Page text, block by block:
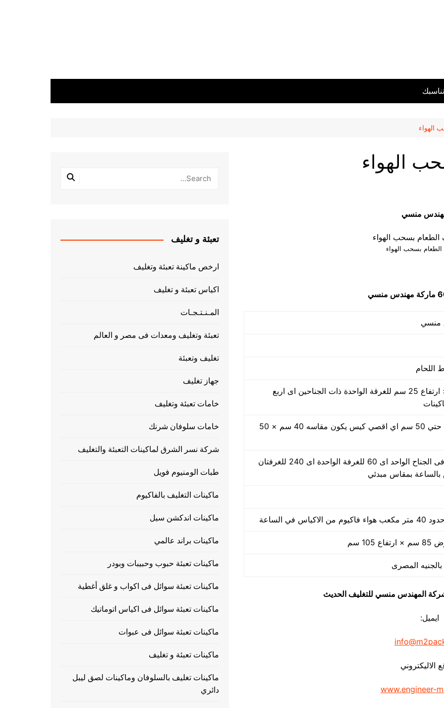
الهواء
الهواء
الطعام بسحب الهواء
منسي
50 سم × 40 سم × ارتفاع 25 سم للغرقة الواحدة ذات الجناحين اى اربع
مقاس من واحد سم حتي 50 سم اي اقصي كيس يكون مقاسه 40 سم × 50
30 ضغطة بالدقيقة فى الجناح الواحد اى 60 للغرفة الواحدة اى 240 للغرفتان
في الساعة
شركة المهندس منسي للتغليف الحديث
ايميل:
الاليكتروني
www.engineer-
تعبئة و تغليف
ارخص ماكينة تعبئة وتغليف
اكياس تعبئة و تغليف
المـنـتـجـات
تعبئة وتغليف ومعدات فى مصر و العالم
تغليف وتعبئة
جهاز تغليف
خامات تعبئة وتغليف
خامات سلوفان شرنك
شركة نسر الشرق لماكينات التعبئة والتغليف
طبات الومنيوم فويل
ماكينات التغليف بالفاكيوم
ماكينات اندكشن سيل
ماكينات براند عالمي
ماكينات تعبئة حبوب وحبيبات وبودر
ماكينات تعبئة سوائل فى اكواب و غلق أغطية
ماكينات تعبئة سوائل فى اكياس اتوماتيك
ماكينات تعبئة سوائل فى عبوات
ماكينات تعبئة و تغليف
ماكينات تغليف بالسلوفان وماكينات لصق ليبل
دائري